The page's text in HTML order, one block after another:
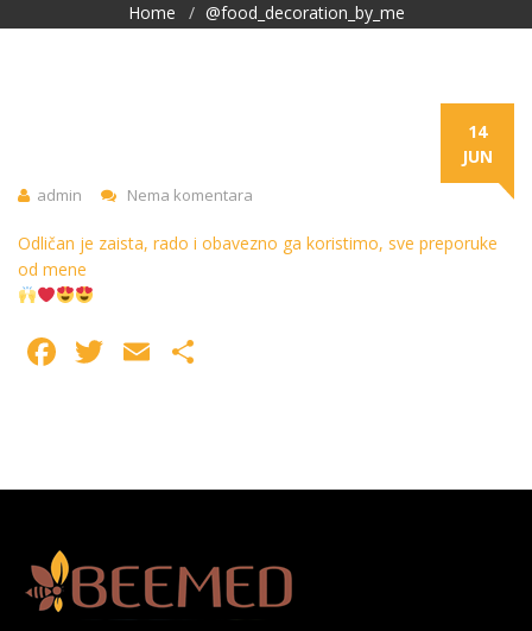
Home @food_decoration_by_me
14
JUN
admin Nema komentara
Odličan je zaista, rado i obavezno ga koristimo, sve preporuke
od mene
Facebook
Twitter
Email